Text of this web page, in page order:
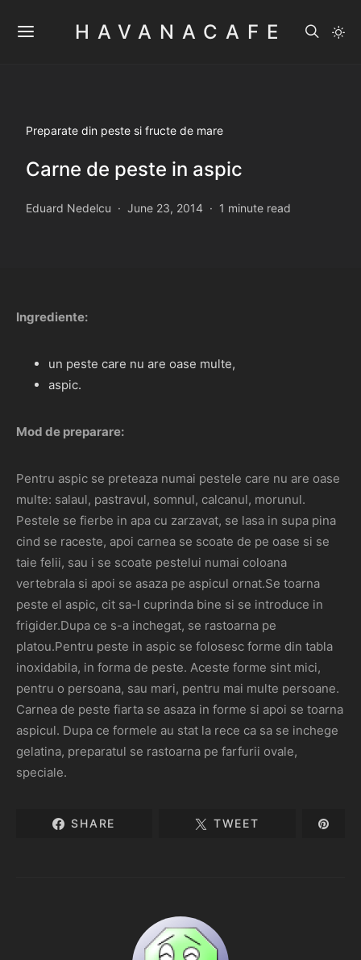
HAVANACAFE
Preparate din peste si fructe de mare
Carne de peste in aspic
Eduard Nedelcu June 23, 2014 1 minute read
Ingrediente:
un peste care nu are oase multe,
aspic.
Mod de preparare:
Pentru aspic se preteaza numai pestele care nu are oase
multe: salaul, pastravul, somnul, calcanul, morunul.
Pestele se fierbe in apa cu zarzavat, se lasa in supa pina
cind se raceste, apoi carnea se scoate de pe oase si se
taie felii, sau i se scoate pestelui numai coloana
vertebrala si apoi se asaza pe aspicul ornat.Se toarna
peste el aspic, cit sa-l cuprinda bine si se introduce in
frigider.Dupa ce s-a inchegat, se rastoarna pe
platou.Pentru peste in aspic se folosesc forme din tabla
inoxidabila, in forma de peste. Aceste forme sint mici,
pentru o persoana, sau mari, pentru mai multe persoane.
Carnea de peste fiarta se asaza in forme si apoi se toarna
aspicul. Dupa ce formele au stat la rece ca sa se inchege
gelatina, preparatul se rastoarna pe farfurii ovale,
speciale.
SHARE TWEET